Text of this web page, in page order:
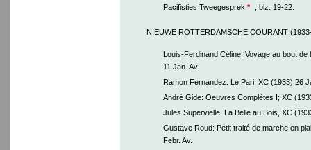
Pacifisties Tweegesprek * , blz. 19-22.
NIEUWE ROTTERDAMSCHE COURANT
Louis-Ferdinand Céline: Voyage au bout de
11 Jan. Av.
Ramon Fernandez: Le Pari, XC (1933) 26
André Gide: Oeuvres Complètes I; XC
Jules Supervielle: La Belle au Bois, XC
Gustave Roud: Petit traité de marche en
Febr. Av.